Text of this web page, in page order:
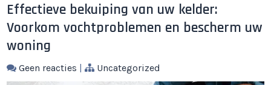
Effectieve bekuiping van uw kelder:
Voorkom vochtproblemen en bescherm uw
woning
Geen reacties | Uncategorized